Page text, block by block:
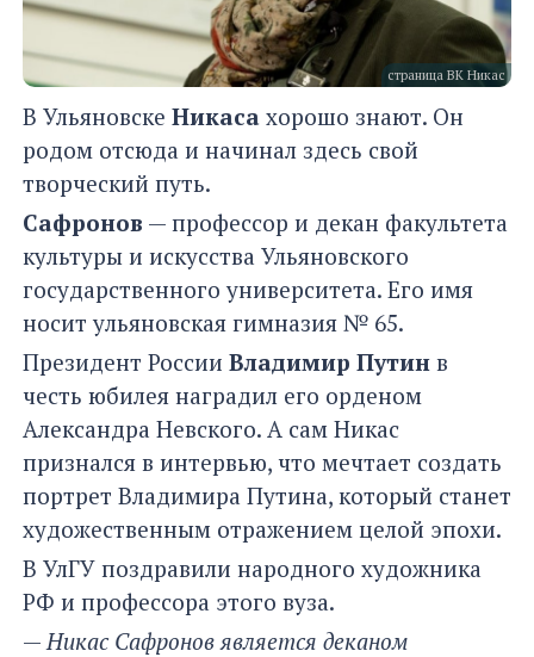
страница ВК Никас
В Ульяновске Никаса хорошо знают. Он
родом отсюда и начинал здесь свой
творческий путь.
Сафронов — профессор и декан факультета
культуры и искусства Ульяновского
государственного университета. Его имя
носит ульяновская гимназия № 65.
Президент России Владимир Путин в
честь юбилея наградил его орденом
Александра Невского. А сам Никас
признался в интервью, что мечтает создать
портрет Владимира Путина, который станет
художественным отражением целой эпохи.
В УлГУ поздравили народного художника
РФ и профессора этого вуза.
— Никас Сафронов является деканом